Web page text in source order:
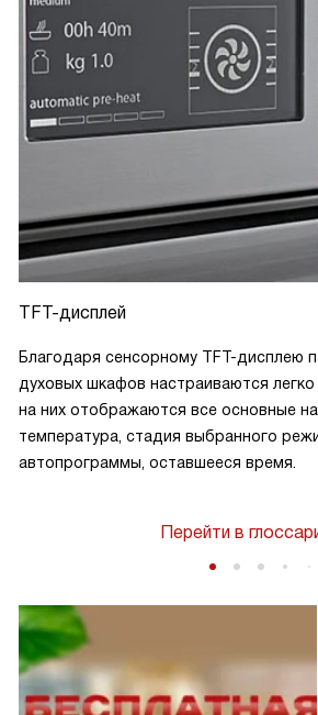
TFT-дисплей
Благодаря сенсорному TFT-дисплею
духовых шкафов настраиваются
на них отображаются все основные
температура, стадия выбранного
автопрограммы, оставшееся время.
Перейти в